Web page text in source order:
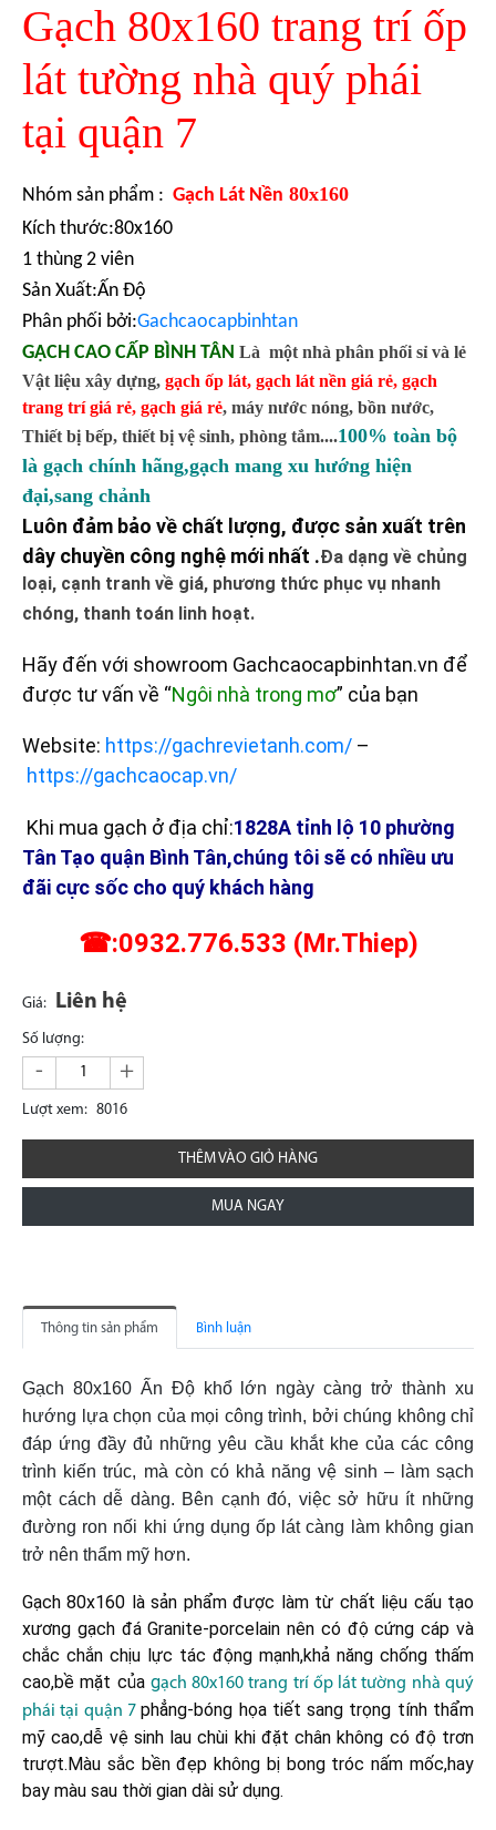
Gạch 80x160 trang trí ốp
lát tường nhà quý phái
tại quận 7
Nhóm sản phẩm : Gạch Lát Nền 80x160
Kích thước:80x160
1 thùng 2 viên
Sản Xuất:Ấn Độ
Phân phối bởi:Gachcaocapbinhtan
GẠCH CAO CẤP BÌNH TÂN Là một nhà phân phối sỉ và lẻ
Vật liệu xây dựng, gạch ốp lát, gạch lát nền giá rẻ, gạch
trang trí giá rẻ, gạch giá rẻ, máy nước nóng, bồn nước,
Thiết bị bếp, thiết bị vệ sinh, phòng tắm....100% toàn bộ
là gạch chính hãng,gạch mang xu hướng hiện
đại,sang chảnh
Luôn đảm bảo về chất lượng, được sản xuất trên
dây chuyền công nghệ mới nhất .Đa dạng về chủng
loại, cạnh tranh về giá, phương thức phục vụ nhanh
chóng, thanh toán linh hoạt.
Hãy đến với showroom Gachcaocapbinhtan.vn để
được tư vấn về “Ngôi nhà trong mơ” của bạn
Website: https://gachrevietanh.com/ –
https://gachcaocap.vn/
Khi mua gạch ở địa chỉ:1828A tỉnh lộ 10 phường
Tân Tạo quận Bình Tân,chúng tôi sẽ có nhiều ưu
đãi cực sốc cho quý khách hàng
☎:0932.776.533 (Mr.Thiep)
Giá: Liên hệ
Số lượng:
- +
Lượt xem: 8016
THÊM VÀO GIỎ HÀNG
MUA NGAY
Thông tin sản phẩm Bình luận
Gạch 80x160 Ấn Độ khổ lớn ngày càng trở thành xu
hướng lựa chọn của mọi công trình, bởi chúng không chỉ
đáp ứng đầy đủ những yêu cầu khắt khe của các công
trình kiến trúc, mà còn có khả năng vệ sinh – làm sạch
một cách dễ dàng. Bên cạnh đó, việc sở hữu ít những
đường ron nối khi ứng dụng ốp lát càng làm không gian
trở nên thẩm mỹ hơn.
Gạch 80x160 là sản phẩm được làm từ chất liệu cấu tạo
xương gạch đá Granite-porcelain nên có độ cứng cáp và
chắc chắn chịu lực tác động mạnh,khả năng chống thấm
cao,bề mặt của gạch 80x160 trang trí ốp lát tường nhà quý
phái tại quận 7phẳng-bóng họa tiết sang trọng tính thẩm
mỹ cao,dễ vệ sinh lau chùi khi đặt chân không có độ trơn
trượt.Màu sắc bền đẹp không bị bong tróc nấm mốc,hay
bay màu sau thời gian dài sử dụng.